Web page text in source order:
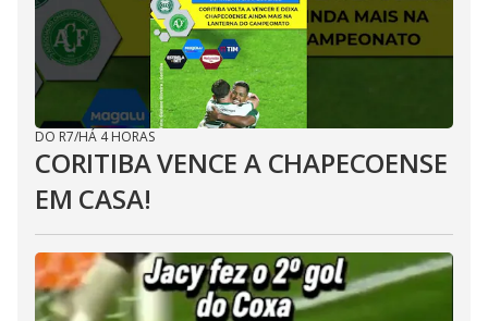
DO R7/HÁ 4 HORAS
CORITIBA VENCE A CHAPECOENSE
EM CASA!